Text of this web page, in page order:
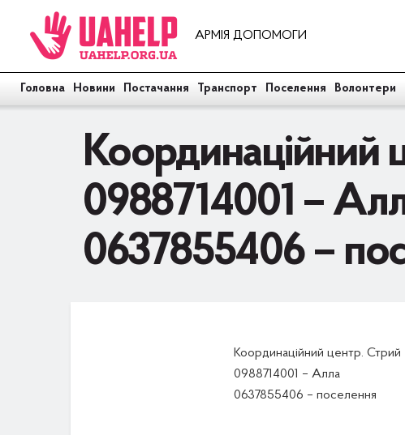
АРМІЯ ДОПОМОГИ
Головна Новини Постачання Транспорт Поселення Волонтери
Координаційний
0988714001 –
0637855406 –
Координаційний центр. Стрий
0988714001 – Алла
0637855406 – поселення